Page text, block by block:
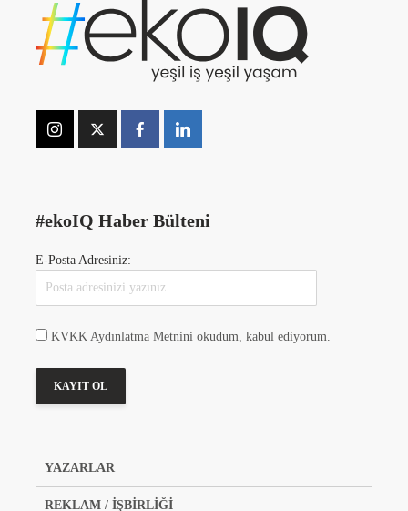
#ekoIQ Haber Bülteni
E-Posta Adresiniz:
KVKK Aydınlatma Metnini okudum, kabul ediyorum.
YAZARLAR
REKLAM / İŞBİRLİĞİ